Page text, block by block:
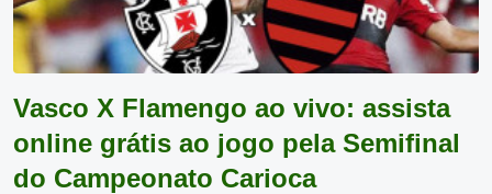
Vasco X Flamengo ao vivo: assista
online grátis ao jogo pela Semifinal
do Campeonato Carioca